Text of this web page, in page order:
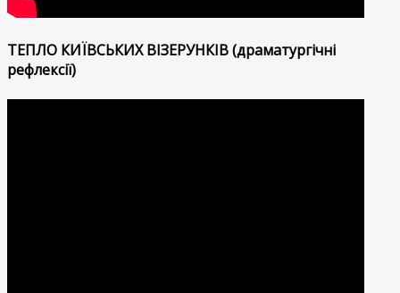
ТЕПЛО КИЇВСЬКИХ ВІЗЕРУНКІВ (драматургічні
рефлексії)